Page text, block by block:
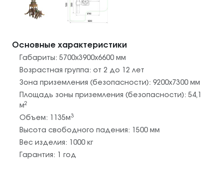
Основные характеристики
Габариты: 5700х3900х6600 мм
Возрастная группа: от 2 до 12 лет
Зона приземления (безопасности): 9200х7300 мм
Площадь зоны приземления (безопасности): 54,1
м2
Объем: 1135м3
Высота свободного падения: 1500мм
Вес изделия:
1000 кг
Гарантия:
1 год